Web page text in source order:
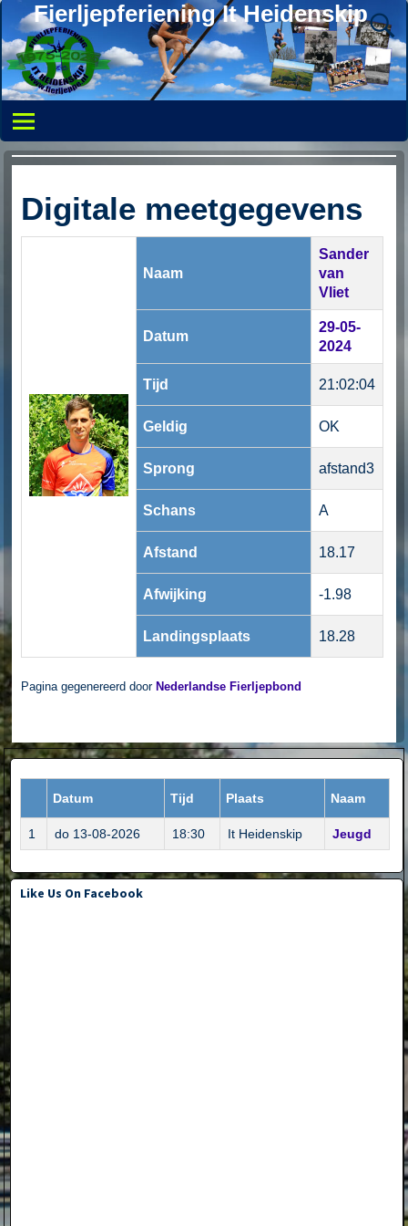
Fierljepferiening It Heidenskip
Digitale meetgegevens
Naam
Sander
van
Vliet
Datum
29-05-
2024
Tijd 21:02:04
Geldig OK
Sprong afstand3
Schans A
Afstand 18.17
Afwijking -1.98
Landingsplaats 18.28
Pagina gegenereerd door Nederlandse Fierljepbond
Datum Tijd Plaats Naam
1 do 13-08-2026 18:30 It Heidenskip Jeugd
Like Us On Facebook